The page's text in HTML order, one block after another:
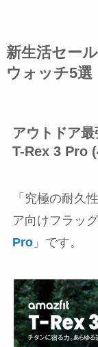
新生活セー
ウォッチ5選
アウトドア
T-Rex 3 Pro
「究極の耐久
ア向けフラッ
Pro」です。